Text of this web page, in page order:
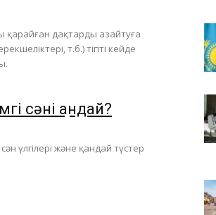
қарайған дақтарды азайтуға
т.б.) тіпті кейде
сәні қандай?
үлгілері және қандай түстер